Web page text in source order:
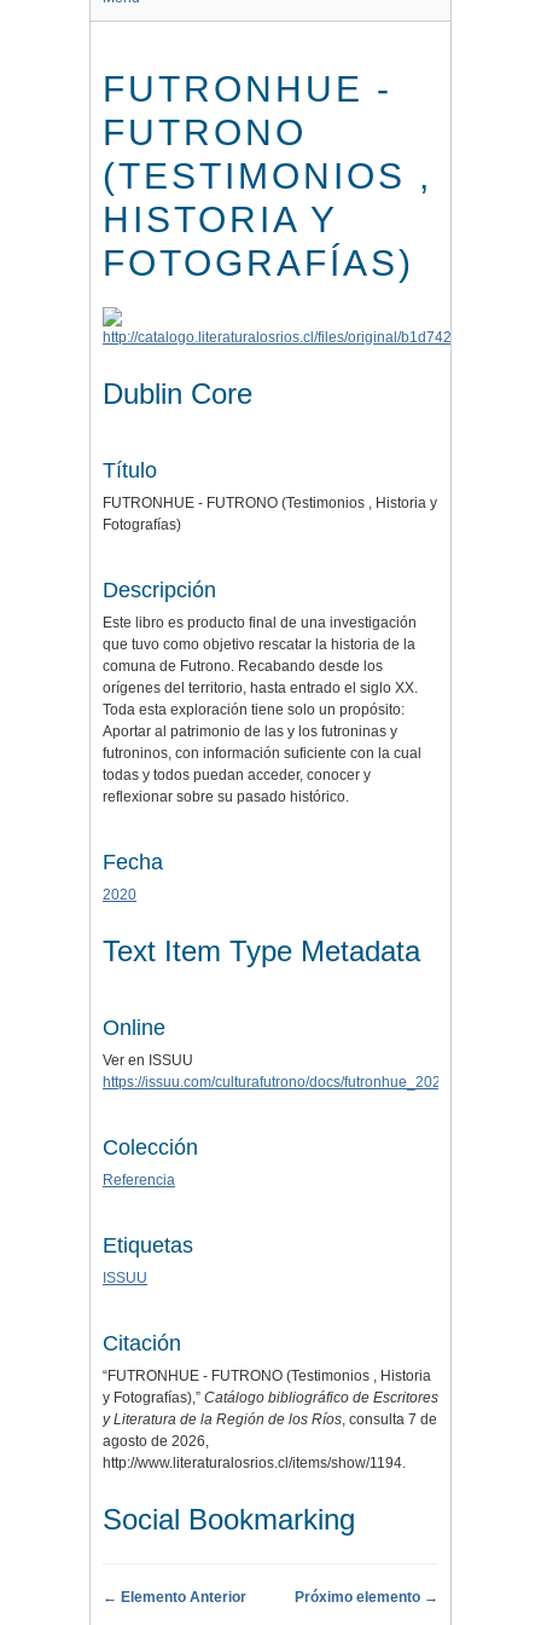
FUTRONHUE -
FUTRONO
(TESTIMONIOS ,
HISTORIA Y
FOTOGRAFÍAS)
Dublin Core
Título
FUTRONHUE - FUTRONO (Testimonios , Historia y
Fotografías)
Descripción
Este libro es producto final de una investigación
que tuvo como objetivo rescatar la historia de la
comuna de Futrono. Recabando desde los
orígenes del territorio, hasta entrado el siglo XX.
Toda esta exploración tiene solo un propósito:
Aportar al patrimonio de las y los futroninas y
futroninos, con información suficiente con la cual
todas y todos puedan acceder, conocer y
reflexionar sobre su pasado histórico.
Fecha
2020
Text Item Type Metadata
Online
Ver en ISSUU
https://issuu.com/culturafutrono/docs/
Colección
Referencia
Etiquetas
ISSUU
Citación
“FUTRONHUE - FUTRONO (Testimonios , Historia
y Fotografías),” Catálogo bibliográfico de Escritores
y Literatura de la Región de los Ríos, consulta 7 de
agosto de 2026,
http://www.literaturalosrios.cl/items/show/1194.
Social Bookmarking
← Elemento Anterior Próximo elemento →